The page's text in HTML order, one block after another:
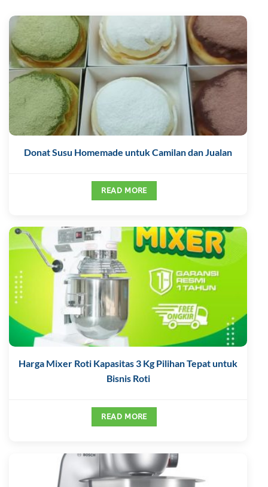
Donat Susu Homemade untuk Camilan dan Jualan
READ MORE
Harga Mixer Roti Kapasitas 3 Kg Pilihan Tepat untuk
Bisnis Roti
READ MORE